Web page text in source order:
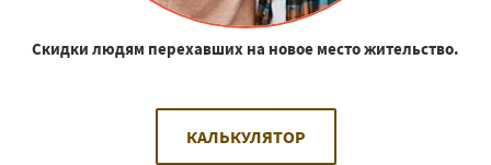
Скидки людям перехавших на новое место жительство.
КАЛЬКУЛЯТОР